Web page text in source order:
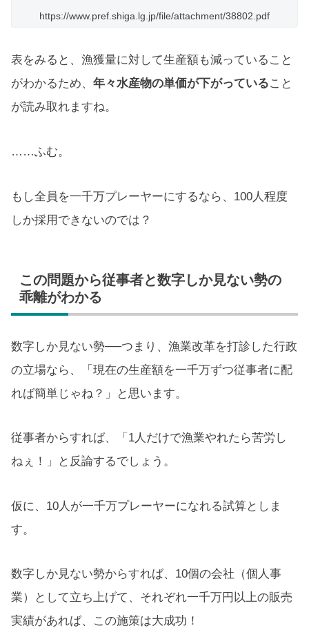
https://www.pref.shiga.lg.jp/file/attachment/38802.pdf
表をみると、漁獲量に対して生産額も減っていること
がわかるため、 年々水産物の単価が下がっていること
が読み取れますね。
……ふむ。
もし全員を一千万プレーヤーにするなら、100人程度
しか採用できないのでは？
この問題から従事者と数字しか見ない勢の
乖離がわかる
数字しか見ない勢──つまり、漁業改革を打診した行政
の立場なら、「現在の生産額を一千万ずつ従事者に配
れば簡単じゃね？」と思います。
従事者からすれば、「1人だけで漁業やれたら苦労し
ねぇ！」と反論するでしょう。
仮に、10人が一千万プレーヤーになれる試算としま
す。
数字しか見ない勢からすれば、10個の会社（個人事
業）として立ち上げて、それぞれ一千万円以上の販売
実績があれば、この施策は大成功！